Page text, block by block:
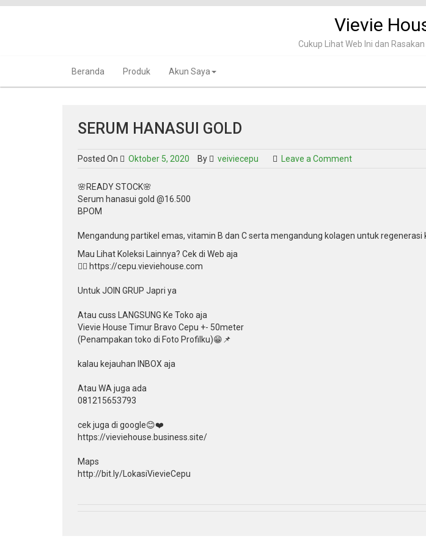
Skip
Vievie
Cukup Lihat Web Ini dan
Beranda Produk Akun Saya
SERUM HANASUI GOLD
Posted On Oktober 5, 2020 By veiviecepu Leave a Commenton
🌸READY STOCK🌸
Serum hanasui gold @16.500
BPOM
Mengandung partikel emas, vitamin B dan C serta mengandung kolagen untuk regenerasi
Mau Lihat Koleksi Lainnya? Cek di Web aja
👉🏻 https://cepu.vieviehouse.com
Untuk JOIN GRUP Japri ya
Atau cuss LANGSUNG Ke Toko aja
Vievie House Timur Bravo Cepu +- 50meter
(Penampakan toko di Foto Profilku)😁📌
kalau kejauhan INBOX aja
Atau WA juga ada
081215653793
cek juga di google😊❤️
https://vieviehouse.business.site/
Maps
http://bit.ly/LokasiVievieCepu